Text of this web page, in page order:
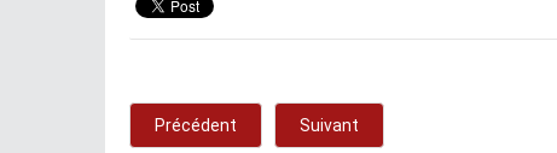
Précédent Suivant